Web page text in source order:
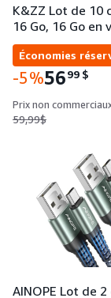
K&ZZ Lot de 10
16 Go, 16 Go en
Économies
entreprises
-5%5699 $
Prix non
59,99$
AINOPE Lot de 2